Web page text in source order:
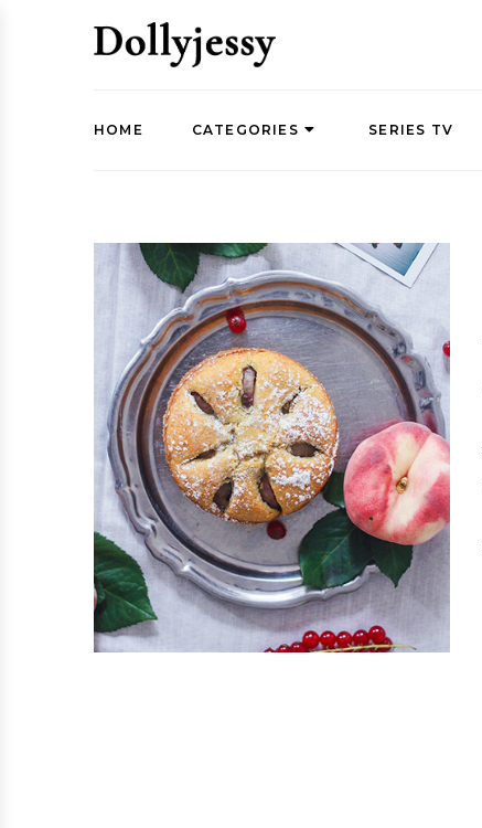
HOME CATEGORIES SERIES TV